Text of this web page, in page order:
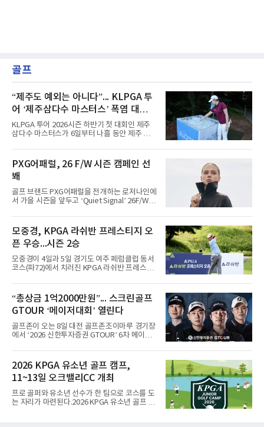
골프
“제주도 예외는 아니다”... KLPGA 투
어 ‘제주삼다수 마스터스’ 폭염 대비책
은
KLPGA 투어 2026시즌 하반기 첫 대회인 제주
삼다수 마스터스가 6일부터 나흘 동안 제주 서
전국적 폭염으로 인해 야외 스포츠 경기 진행에
도 차질이 생기고 있다. 프로야구의 경우 관중이
의식을 잃고 쓰러지는 등 온열질환 의심 환자가
집단 발생하자 지난 5일과 6일 경기가 취소됐다.
한국여자프로골프협회(KLPGA)도 폭염 상황에
예의주시하고 있다. 대회가 열리고 있는 테디밸
리 골프앤리조트는 6일 오후 2시 기준 33도 수준
갤러리를 대상으로 한 폭염 대응을 강화한다. 선
수들의 온열질환 예방을 위
PXG어패럴, 26 F/W 시즌 캠페인 선
봬
골프 브랜드 PXG어패럴을 전개하는 로저나인에
서 가을 시즌을 앞두고 ‘Quiet Signal’ 26F/W
베이지·그레이 톤의 스트라이프 라인업이 연다.
스윙 자켓, 에센셜 스웨터, 우븐 베스트, 와이드
팬츠 등 필드와 일상의 경계를 허무는 셋업 스타
일링을 제안한다. 입체적인 레이어드를 위한 아
이템들로 구성됐다.8월에는 ‘다마스커스’ 캡슐
을 선보인다. 매트 실버 포인트와 자카드, 엠보
스, 톤온톤 프린트 기법의 다마스커스 올오버 패
대하는 한편, 리사이클 기반의 ‘리울’ 충전재를
적용해 경량성과
모중경, KPGA 라쉬반 프레스티지 오
픈 우승...시즌 2승
모중경이 4일과 5일 경기도 여주 페럼클럽 동서
코스(파72)에서 치러진 KPGA 라쉬반 프레스티
드 합계 8언더파 136타를 적어내며 한국프로골
프 챔피언스투어 시즌 2승째를 신고했다.우승
상금은 2천400만원이다. 이번 우승으로 챔피언
스투어 통산 7승 고지를 밟았다.5언더파 139타
를 친 장익제와 최호성이 공동 2위를 나눠 가졌
고, 4언더파 140타의 손준호가 4위에 자리했다.
“총상금 1억2000만원”... 스크린골프
GTOUR ‘메이저대회’ 열린다
골프존이 오는 8일 대전 골프존조이마루 경기장
에서 ‘2026 신한투자증권 GTOUR’ 6차 메이저
대회는 총상금 1억 2천만원 규모로, 우승자에게
는 상금 2천 5백만원과 대상&신인상 포인트 3천
점을 지급하고 3년간의 GTOUR 시드권을 부여
한다. KPGA 투어프로 중 1, 2라운드 합산 1위에
게는 오는 9월 17일부터 20일까지 골프존카운
티 선산에서 열리는 KPGA ‘골프존 오픈’ 출전권
을 부여한다.대회는 골프존 투비전NX플러스 투
2026 KPGA 유소년 골프 캠프,
11~13일 오크밸리CC 개최
프로 골퍼와 유소년 선수가 한 팀으로 코스를 도
는 자리가 마련된다.2026 KPGA 유소년 골프 캠